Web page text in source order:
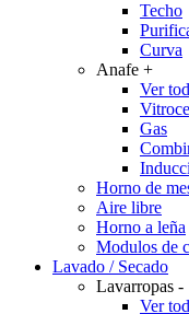
Techo
Curva
Anafe +
Ver
Gas
Horno de
Aire libre
Horno a leña
Modulos de
Lavado / Secado
Lavarropas -
Ver